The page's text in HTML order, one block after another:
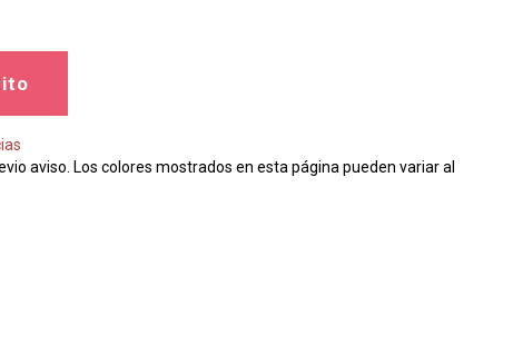
aviso. Los colores mostrados en esta página pueden variar al